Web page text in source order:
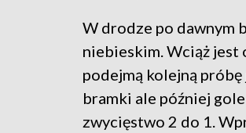
W drodze po dawnym
niebieskim. Wciąż jest
podejmą kolejną
bramki ale później
zwycięstwo 2 do 1.